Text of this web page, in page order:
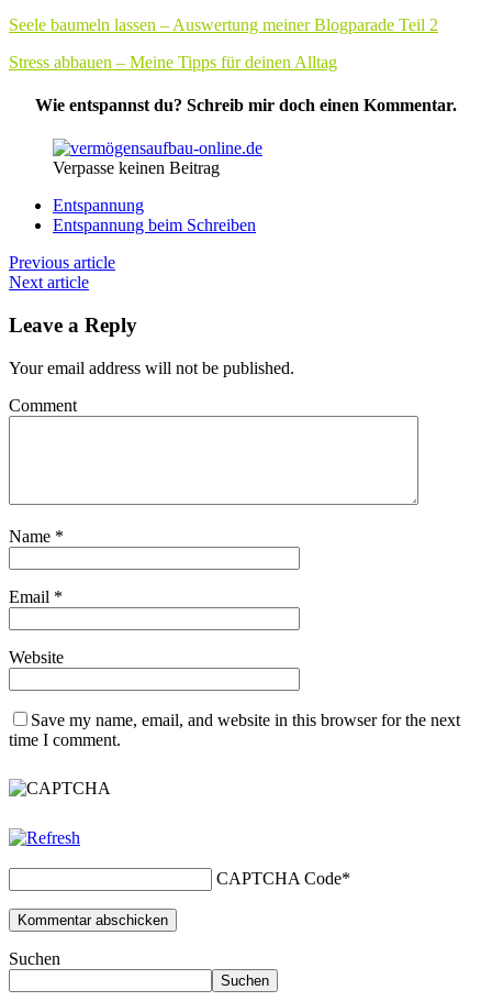
Seele baumeln lassen – Auswertung meiner Blogparade Teil 2
Stress abbauen – Meine Tipps für deinen Alltag
Wie entspannst du? Schreib mir doch einen Kommentar.
Verpasse keinen Beitrag
Entspannung
Entspannung beim Schreiben
Previous article
Next article
Leave a Reply
Your email address will not be published.
Comment
Name *
Email *
Website
Save my name, email, and website in this browser for the next
time I comment.
CAPTCHA Code*
Suchen
Suchen